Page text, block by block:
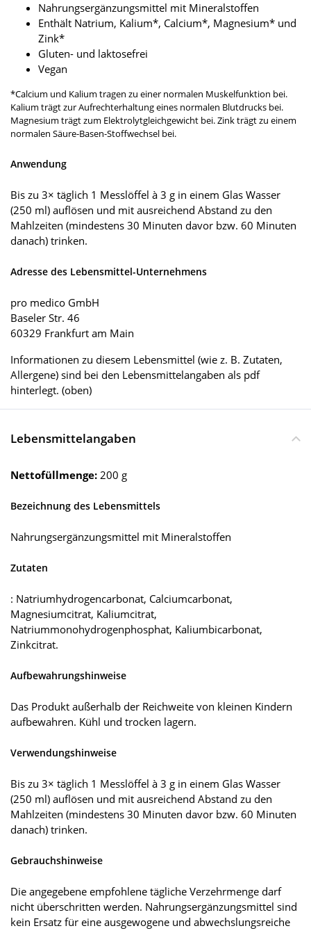
Nahrungsergänzungsmittel mit Mineralstoffen
Enthält Natrium, Kalium*, Calcium*, Magnesium* und
Zink*
Gluten- und laktosefrei
Vegan
*Calcium und Kalium tragen zu einer normalen Muskelfunktion bei.
Kalium trägt zur Aufrechterhaltung eines normalen Blutdrucks bei.
Magnesium trägt zum Elektrolytgleichgewicht bei. Zink trägt zu einem
normalen Säure-Basen-Stoffwechsel bei.
Anwendung
Bis zu 3× täglich 1 Messlöffel à 3 g in einem Glas Wasser
(250 ml) auflösen und mit ausreichend Abstand zu den
Mahlzeiten (mindestens 30 Minuten davor bzw. 60 Minuten
danach) trinken.
Adresse des Lebensmittel-Unternehmens
pro medico GmbH
Baseler Str. 46
60329 Frankfurt am Main
Informationen zu diesem Lebensmittel (wie z. B. Zutaten,
Allergene) sind bei den Lebensmittelangaben als pdf
hinterlegt. (oben)
Lebensmittelangaben
Nettofüllmenge: 200 g
Bezeichnung des Lebensmittels
Nahrungsergänzungsmittel mit Mineralstoffen
Zutaten
: Natriumhydrogencarbonat, Calciumcarbonat,
Magnesiumcitrat, Kaliumcitrat,
Natriummonohydrogenphosphat, Kaliumbicarbonat,
Zinkcitrat.
Aufbewahrungshinweise
Das Produkt außerhalb der Reichweite von kleinen Kindern
aufbewahren. Kühl und trocken lagern.
Verwendungshinweise
Bis zu 3× täglich 1 Messlöffel à 3 g in einem Glas Wasser
(250 ml) auflösen und mit ausreichend Abstand zu den
Mahlzeiten (mindestens 30 Minuten davor bzw. 60 Minuten
danach) trinken.
Gebrauchshinweise
Die angegebene empfohlene tägliche Verzehrmenge darf
nicht überschritten werden. Nahrungsergänzungsmittel sind
kein Ersatz für eine ausgewogene und abwechslungsreiche